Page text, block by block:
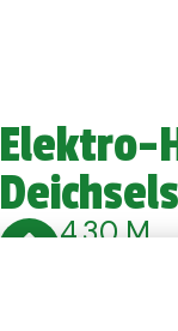
Elektro-
4,30 M